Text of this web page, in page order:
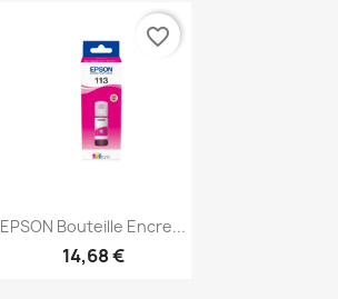
Aperçu rapide
EPSON Bouteille Encre...
14,68 €
favorite_border